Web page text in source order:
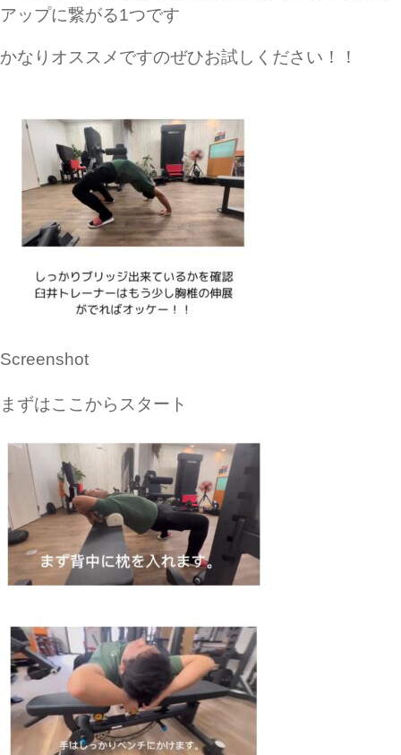
アップに繋がる1つです
かなりオススメですのぜひお試しください！！
Screenshot
まずはここからスタート